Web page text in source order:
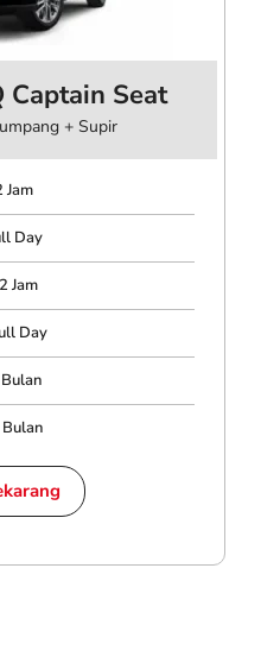
Captain Seat
+ Supir
Day
Jam
Day